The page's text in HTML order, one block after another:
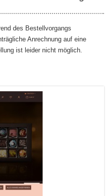
des Bestellvorgangs
Anrechnung auf eine
ist leider nicht möglich.